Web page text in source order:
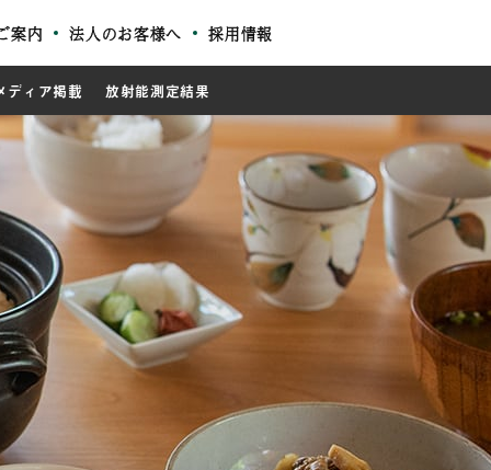
案内 法人のお客様へ 採用情報
ディア掲載 放射能測定結果